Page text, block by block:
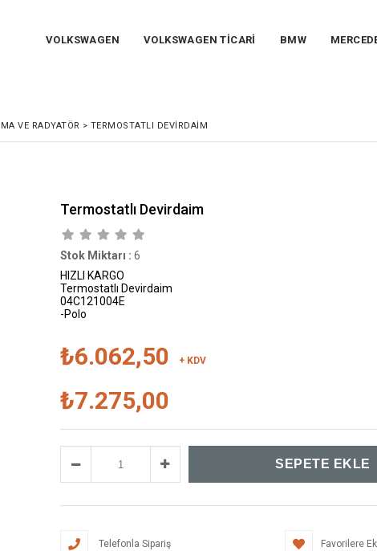
VOLKSWAGEN VOLKSWAGEN TİCARİ BMW
VE RADYATÖR > TERMOSTATLI DEVIRDAIM
Termostatlı Devirdaim
Stok Miktarı : 6
HIZLI KARGO
Termostatlı Devirdaim
04C121004E
-Polo
₺6.062,50 + KDV
₺7.275,00
Telefonla Sipariş Favorilere